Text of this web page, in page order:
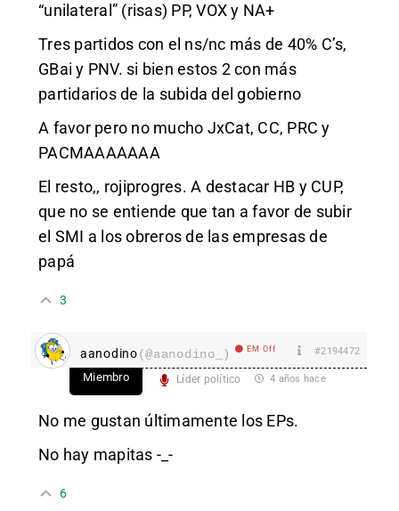
“unilateral” (risas) PP, VOX y NA+
Tres partidos con el ns/nc más de 40% C’s,
GBai y PNV. si bien estos 2 con más
partidarios de la subida del gobierno
A favor pero no mucho JxCat, CC, PRC y
PACMAAAAAAA
El resto,, rojiprogres. A destacar HB y CUP,
que no se entiende que tan a favor de subir
el SMI a los obreros de las empresas de
papá
3
aanodino(@aanodino_) EM Off #2194472
Miembro Líder político 4 años hace
No me gustan últimamente los EPs.
No hay mapitas -_-
6